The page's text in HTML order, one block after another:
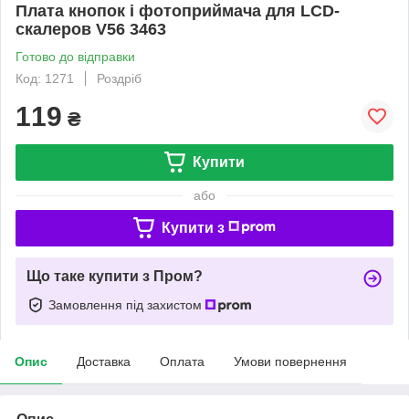
Плата кнопок і фотоприймача для LCD-
скалеров V56 3463
Готово до відправки
Код: 1271
Роздріб
119 ₴
Купити
або
Купити з
Що таке купити з Пром?
Замовлення під захистом
Опис Доставка Оплата Умови повернення